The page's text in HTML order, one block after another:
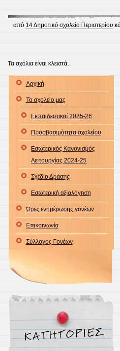
από 14 Δημοτικό σχολείο Περιστερίου
Τα σχόλια είναι κλειστά.
Αρχική
Το σχολείο μας
Εκπαιδευτικοί 2025-26
Προσβασιμότητα σχολείου
Εσωτερικός Κανονισμός
Λειτουργίας 2024-25
Σχέδιο Δράσης
Εσωτερική αξιολόγηση
Ώρες ενημέρωσης γονέων
Επικοινωνία
Σύλλογος Γονέων